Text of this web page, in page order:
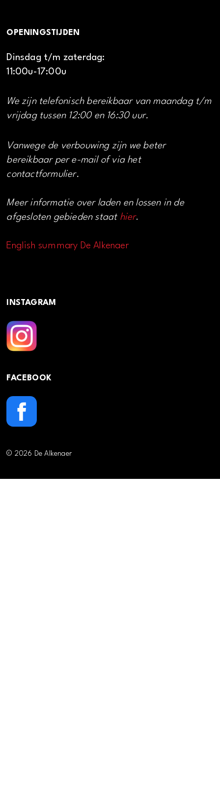
OPENINGSTIJDEN
Dinsdag t/m zaterdag:
11:00u-17:00u
We zijn telefonisch bereikbaar van maandag t/m
vrijdag tussen 12:00 en 16:30 uur.
Vanwege de verbouwing zijn we beter
bereikbaar per e-mail of via het
contactformulier.
Meer informatie over laden en lossen in de
afgesloten gebieden staat hier.
English summary De Alkenaer
INSTAGRAM
FACEBOOK
© 2026 De Alkenaer